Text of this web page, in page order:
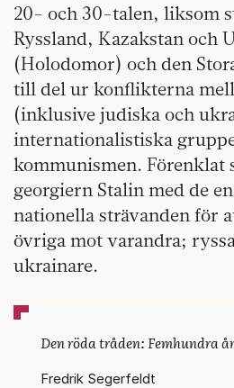
20- och 30-talen, liksom
Ryssland, Kazakstan och
(Holodomor) och den
till del ur konflikterna
(inklusive judiska och
internationalistiska
kommunismen. Förenklat
georgiern Stalin med de
nationella strävanden för
övriga mot varandra;
ukrainare.
Den röda tråden: Femhundra
Fredrik Segerfeldt